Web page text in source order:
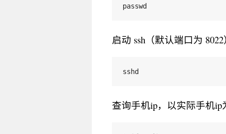
passwd
启动 ssh（默认端口为 8022
sshd
查询手机ip，以实际手机ip